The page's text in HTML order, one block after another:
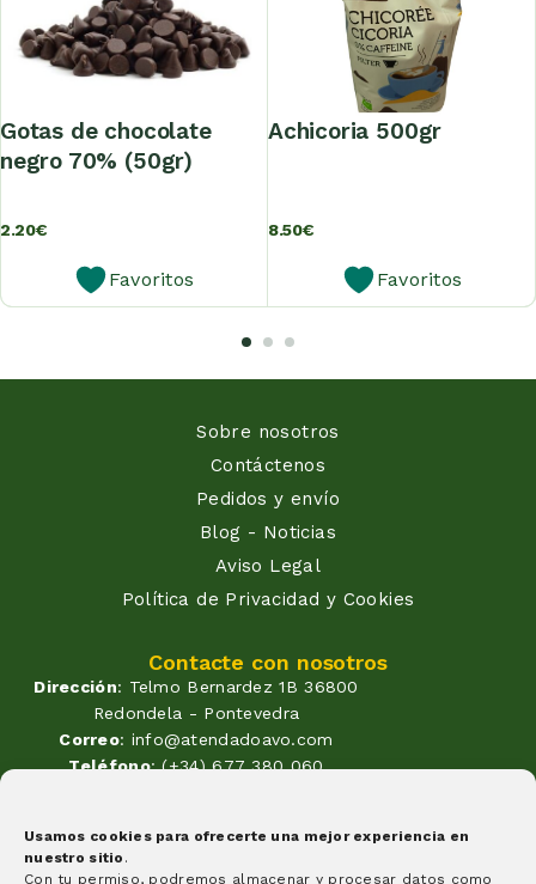
Usamos cookies para ofrecerte una mejor experiencia en
nuestro sitio .
Con tu permiso, podremos almacenar y procesar datos como
gotas de chocolate
negro 70% (50gr)
2.20€
Favoritos
achicoria 500gr
8.50€
Favoritos
Sobre nosotros
Contáctenos
Pedidos y envío
Blog - Noticias
Aviso Legal
Política de Privacidad y Cookies
Contacte con nosotros
Dirección: Telmo Bernardez 1B 36800
Redondela - Pontevedra
Correo: info@atendadoavo.com
Teléfono: (+34) 677 380 060
09:30 a 14:00 y de 17:00 a 20:00
Sabados de 09:30 a 14:00